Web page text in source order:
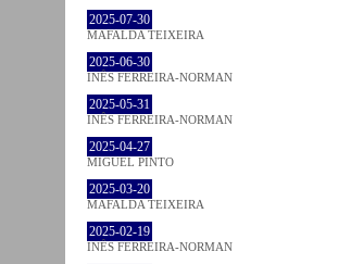
2025-07-30
MAFALDA TEIXEIRA
2025-06-30
INÊS FERREIRA-NORMAN
2025-05-31
INÊS FERREIRA-NORMAN
2025-04-27
MIGUEL PINTO
2025-03-20
MAFALDA TEIXEIRA
2025-02-19
INÊS FERREIRA-NORMAN